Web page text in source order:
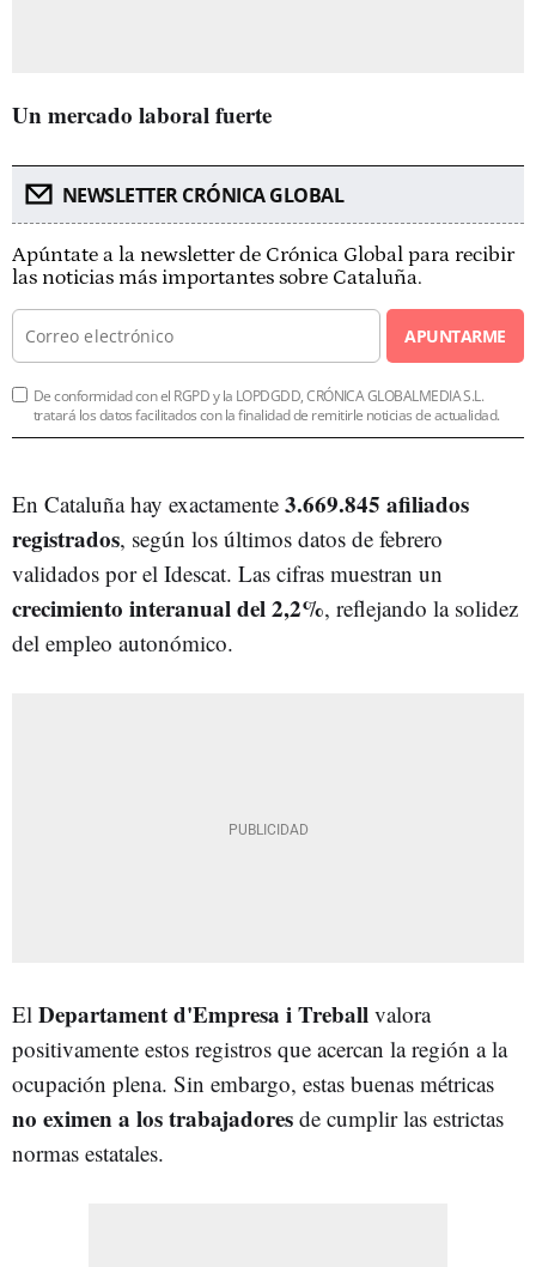
Un mercado laboral fuerte
NEWSLETTER CRÓNICA GLOBAL
Apúntate a la newsletter de Crónica Global para recibir
las noticias más importantes sobre Cataluña.
APUNTARME
De conformidad con el RGPD y la LOPDGDD, CRÓNICA GLOBALMEDIA S.L.
tratará los datos facilitados con la finalidad de remitirle noticias de actualidad.
En Cataluña hay exactamente 3.669.845 afiliados
registrados, según los últimos datos de febrero
validados por el Idescat. Las cifras muestran un
crecimiento interanual del 2,2%, reflejando la solidez
del empleo autonómico.
El Departament d'Empresa i Treball valora
positivamente estos registros que acercan la región a la
ocupación plena. Sin embargo, estas buenas métricas
no eximen a los trabajadores de cumplir las estrictas
normas estatales.